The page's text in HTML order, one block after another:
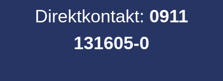
Direktkontakt: 0911
131605-0